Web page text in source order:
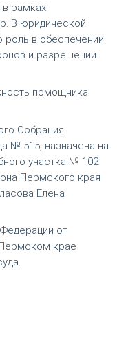
рамках
В юридической
роль в обеспечении
и разрешении
помощника
Собрания
№ 515, назначена на
участка № 102
Пермского края
Елена
от
Пермском крае